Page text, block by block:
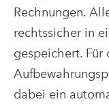
Rechnungen.
rechtssicher in
gespeichert. Für
dabei ein